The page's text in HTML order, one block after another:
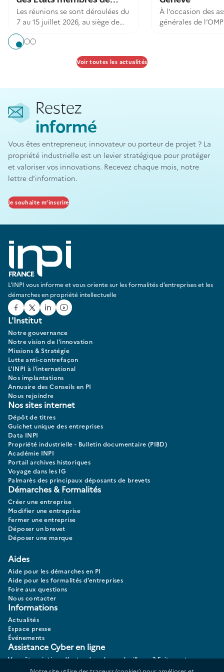
Tournerie et tabletterie du massif du Jura
l’OMPI
Les réunions se sont déroulées du
7 au 15 juillet 2026, au siège de
l’OMPI, à Genève
À l’occasion des
générales de
Aller à l'élément 1
Aller à l'élément 2
Aller à l'élément 3
Voir toutes les actualités
Restez
informé
Vous êtes entrepreneur, innovateur ou porteur de projet ? La
propriété industrielle est un levier stratégique pour protéger
et valoriser vos innovations. Recevez chaque mois, notre
lettre d’information.
Je souhaite m’inscrire
L'INPI vous informe et vous oriente sur les formalités d’entreprises et les
démarches en propriété intellectuelle
Facebook
TwitterLinked In
Youtube
L'Institut
Notre gouvernance
Notre vision de l'innovation
Missions & Stratégie
Lutte anti-contrefaçon
L'INPI à l'international
Nos implantations
Annuaire des Conseils en PI
Nous rejoindre
Nos sites internet
Dépôt de titres
Guichet unique des entreprises
Data INPI
Propriété industrielle - Bulletin documentaire (PIBD)
Académie INPI
Portail archives historiques
Voyage dans les IG
Palmarès des principaux déposants de brevets
Démarches & Formalités
Créer une entreprise
Modifier une entreprise
Fermer une entreprise
Déposer un brevet
Déposer une marque
Aides
Aide pour les démarches en PI
Aide pour les formalités d’entreprises
Foire aux questions
Nous contacter
Informations
Actualités
Espace presse
Événements
Assistance Cyber en ligne
Vous êtes victime d’actes de cybermalveillance? Faites votre